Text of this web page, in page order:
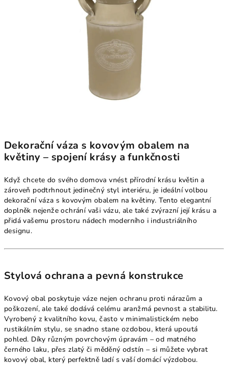
Dekorační váza s kovovým obalem na
květiny – spojení krásy a funkčnosti
Když chcete do svého domova vnést přírodní krásu květin a
zároveň podtrhnout jedinečný styl interiéru, je ideální volbou
dekorační váza s kovovým obalem na květiny. Tento elegantní
doplněk nejenže ochrání vaši vázu, ale také zvýrazní její krásu a
přidá vašemu prostoru nádech moderního i industriálního
designu.
Stylová ochrana a pevná konstrukce
Kovový obal poskytuje váze nejen ochranu proti nárazům a
poškození, ale také dodává celému aranžmá pevnost a stabilitu.
Vyrobený z kvalitního kovu, často v minimalistickém nebo
rustikálním stylu, se snadno stane ozdobou, která upoutá
pohled. Díky různým povrchovým úpravám – od matného
černého laku, přes zlatý či měděný odstín – si můžete vybrat
kovový obal, který perfektně ladí s vaší domácí výzdobou.